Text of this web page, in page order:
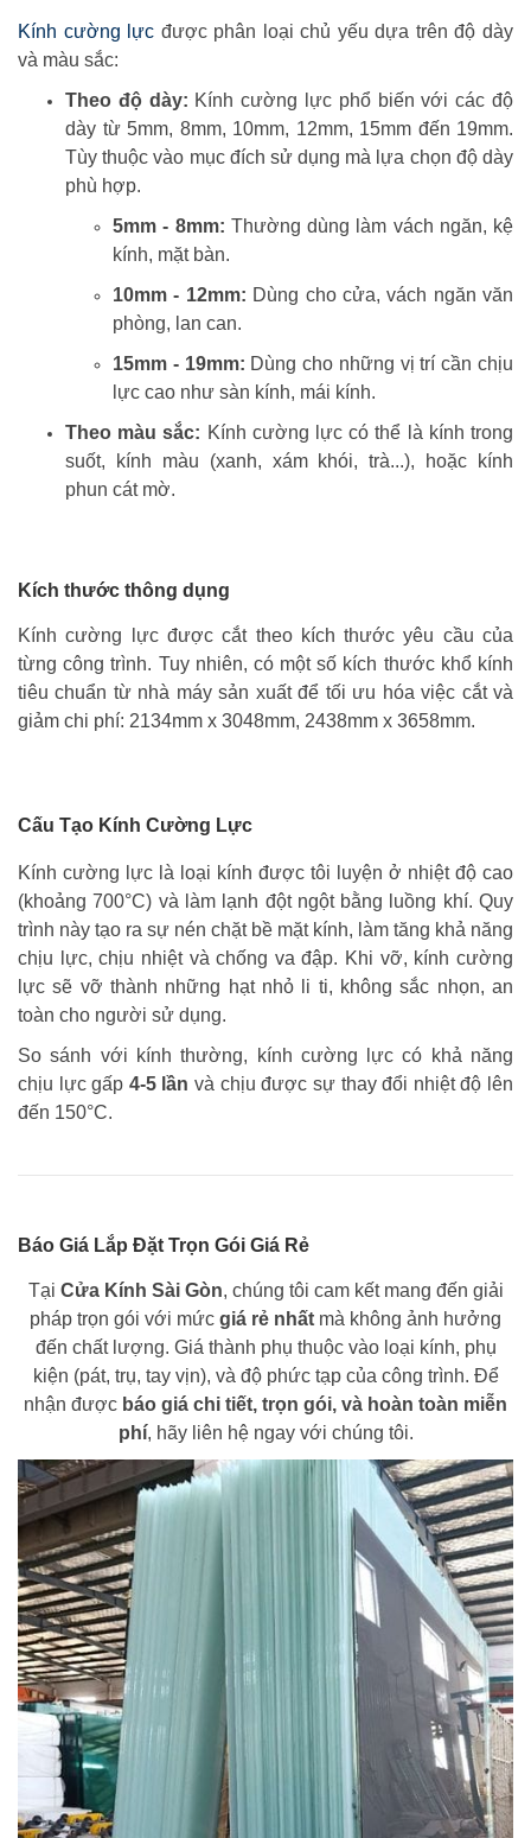
Kính cường lực được phân loại chủ yếu dựa trên độ dày
và màu sắc:
Theo độ dày: Kính cường lực phổ biến với các độ
dày từ 5mm, 8mm, 10mm, 12mm, 15mm đến 19mm.
Tùy thuộc vào mục đích sử dụng mà lựa chọn độ dày
phù hợp.
5mm - 8mm: Thường dùng làm vách ngăn, kệ
kính, mặt bàn.
10mm - 12mm: Dùng cho cửa, vách ngăn văn
phòng, lan can.
15mm - 19mm: Dùng cho những vị trí cần chịu
lực cao như sàn kính, mái kính.
Theo màu sắc: Kính cường lực có thể là kính trong
suốt, kính màu (xanh, xám khói, trà...), hoặc kính
phun cát mờ.
Kích thước thông dụng
Kính cường lực được cắt theo kích thước yêu cầu của
từng công trình. Tuy nhiên, có một số kích thước khổ kính
tiêu chuẩn từ nhà máy sản xuất để tối ưu hóa việc cắt và
giảm chi phí: 2134mm x 3048mm, 2438mm x 3658mm.
Cấu Tạo Kính Cường Lực
Kính cường lực là loại kính được tôi luyện ở nhiệt độ cao
(khoảng 700°C) và làm lạnh đột ngột bằng luồng khí. Quy
trình này tạo ra sự nén chặt bề mặt kính, làm tăng khả năng
chịu lực, chịu nhiệt và chống va đập. Khi vỡ, kính cường
lực sẽ vỡ thành những hạt nhỏ li ti, không sắc nhọn, an
toàn cho người sử dụng.
So sánh với kính thường, kính cường lực có khả năng
chịu lực gấp 4-5 lần và chịu được sự thay đổi nhiệt độ lên
đến 150°C.
Báo Giá Lắp Đặt Trọn Gói Giá Rẻ
Tại Cửa Kính Sài Gòn, chúng tôi cam kết mang đến giải
pháp trọn gói với mức giá rẻ nhất mà không ảnh hưởng
đến chất lượng. Giá thành phụ thuộc vào loại kính, phụ
kiện (pát, trụ, tay vịn), và độ phức tạp của công trình. Để
nhận được báo giá chi tiết, trọn gói, và hoàn toàn miễn
phí, hãy liên hệ ngay với chúng tôi.